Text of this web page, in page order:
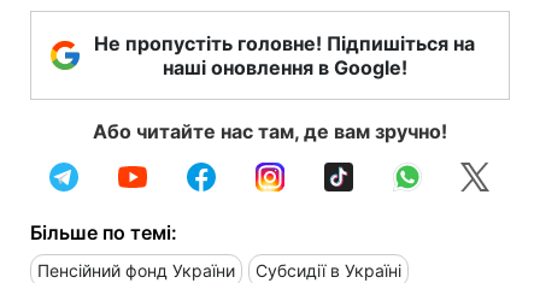
Не пропустіть головне! Підпишіться на
наші оновлення в Google!
Або читайте нас там, де вам зручно!
Більше по темі:
Пенсійний фонд України Субсидії в Україні